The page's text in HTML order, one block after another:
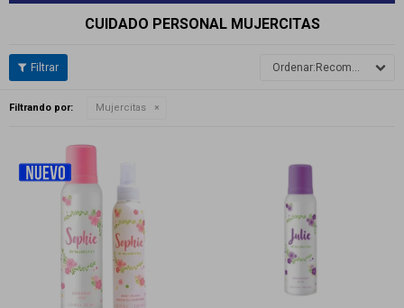
CUIDADO PERSONAL MUJERCITAS
Recomendados
Filtrando por: Mujercitas